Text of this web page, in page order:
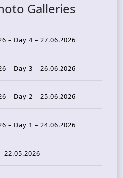
Galleries
– Day 4 – 27.06.2026
– Day 3 – 26.06.2026
– Day 2 – 25.06.2026
– Day 1 – 24.06.2026
22.05.2026